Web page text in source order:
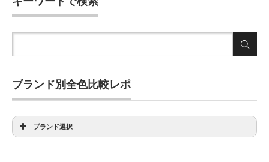
ブランド別全色比較レポ
ブランド選択